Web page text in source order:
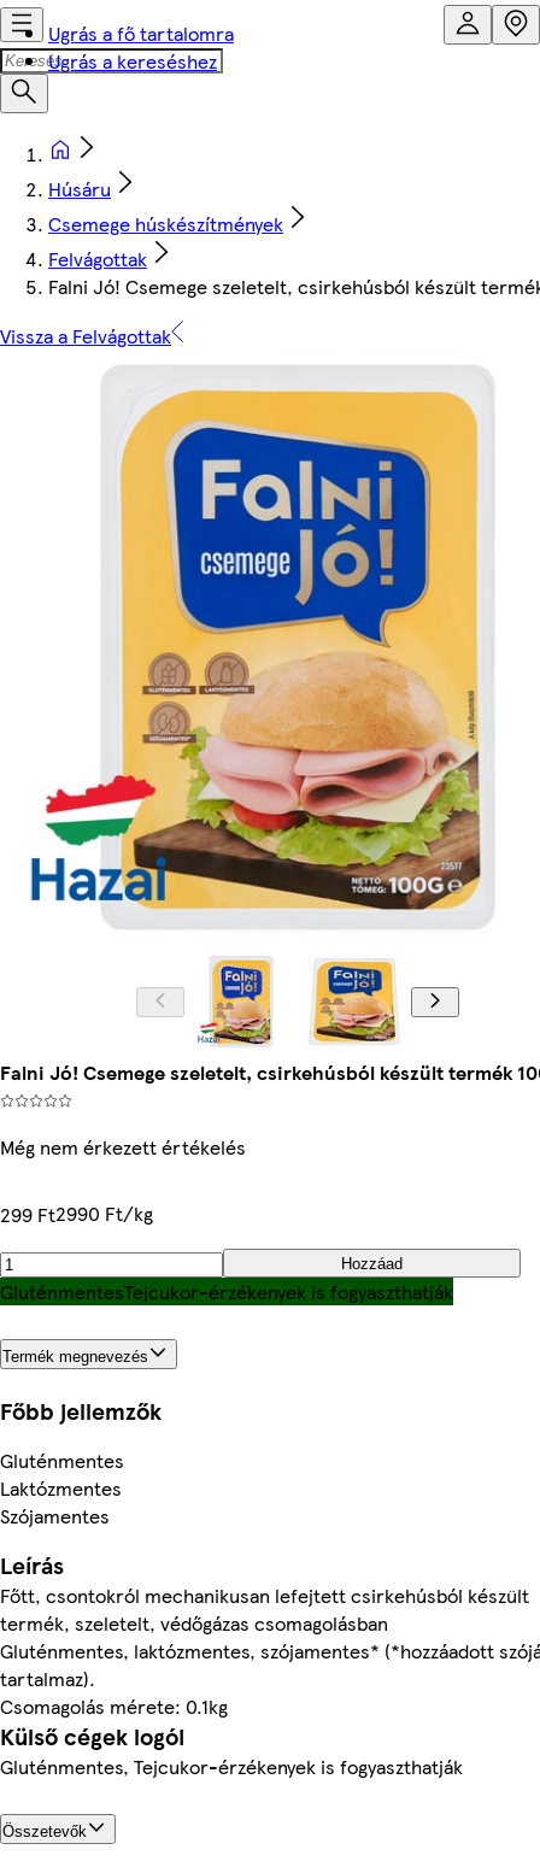
Ugrás a fő tartalomra
Ugrás a kereséshez
Húsáru
Csemege húskészítmények
Felvágottak
Falni Jó! Csemege szeletelt, csirkehúsból készült
Vissza a Felvágottak
Falni Jó! Csemege szeletelt, csirkehúsból készült termék
Még nem érkezett értékelés
299 Ft2990 Ft/kg
Hozzáad
GluténmentesTejcukor-érzékenyek is fogyaszthatják
Termék megnevezés
Főbb jellemzők
Gluténmentes
Laktózmentes
Szójamentes
Leírás
Főtt, csontokról mechanikusan lefejtett csirkehúsból készült
termék, szeletelt, védőgázas csomagolásban
Gluténmentes, laktózmentes, szójamentes* (*hozzáadott
tartalmaz).
Csomagolás mérete: 0.1kg
Külső cégek logói
Gluténmentes, Tejcukor-érzékenyek is fogyaszthatják
Összetevők